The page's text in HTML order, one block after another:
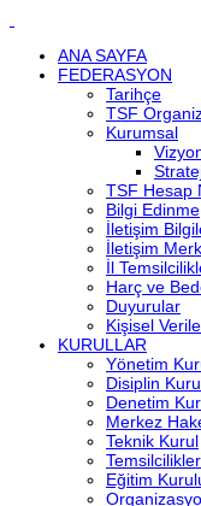
ANA SAYFA
FEDERASYON
Tarihçe
TSF
Kurumsal
TSF Hesap
Bilgi Edinme
İletişim
İletişim
İl
Harç ve
Duyurular
Kişisel
KURULLAR
Yönetim
Disiplin
Denetim
Merkez
Teknik Kurul
Eğitim